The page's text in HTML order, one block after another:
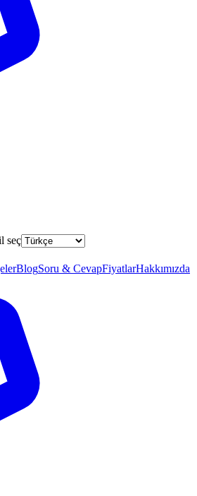
seç
BlogSoru & CevapFiyatlarHakkımızda